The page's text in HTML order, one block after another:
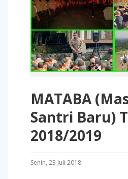
MATABA
Santri Baru)
2018/2019
Senin, 23 Juli 2018